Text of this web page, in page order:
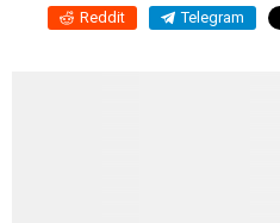
Reddit Telegram